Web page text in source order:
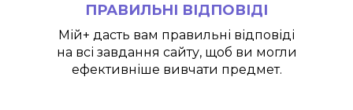
ПРАВИЛЬНІ ВІДПОВІДІ
Мій+ дасть вам правильні відповіді
на всі завдання сайту, щоб ви могли
ефективніше вивчати предмет.